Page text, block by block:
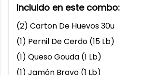
Disponible Disponible
la provincia de su familiar
la provincia de su familiar
Incluido en este combo:
(2) Carton De Huevos 30u
(1) Pernil De Cerdo (15 Lb)
(1) Queso Gouda (1 Lb)
(1) Jamón Bravo (1 Lb)